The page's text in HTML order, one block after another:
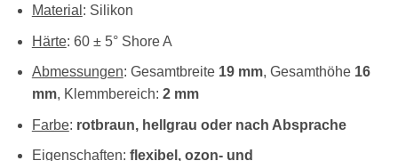
Material : Silikon
Härte: 60 ± 5° Shore A
Abmessungen: Gesamtbreite19 mm, Gesamthöhe16
mm, Klemmbereich: 2 mm
Farbe: rotbraun, hellgrau oder nach Absprache
Eigenschaften: flexibel, ozon- und